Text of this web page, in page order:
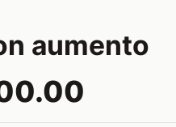
aumento